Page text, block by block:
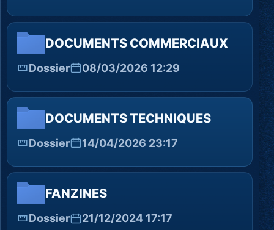
DOCUMENTS COMMERCIAUX
Dossier 08/03/2026 12:29
DOCUMENTS TECHNIQUES
Dossier 14/04/2026 23:17
FANZINES
Dossier 21/12/2024 17:17